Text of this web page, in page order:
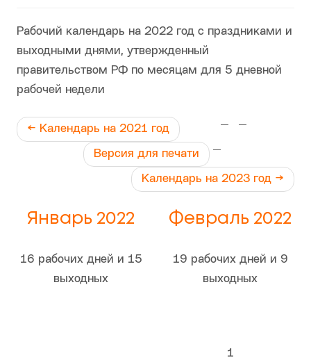
Рабочий календарь на 2022 год с праздниками и
выходными днями, утвержденный
правительством РФ по месяцам для 5 дневной
рабочей недели
← Календарь на 2021 год
Версия для печати
Календарь на 2023 год →
Январь 2022
16 рабочих дней и 15
выходных
Февраль 2022
19 рабочих дней и 9
выходных
1